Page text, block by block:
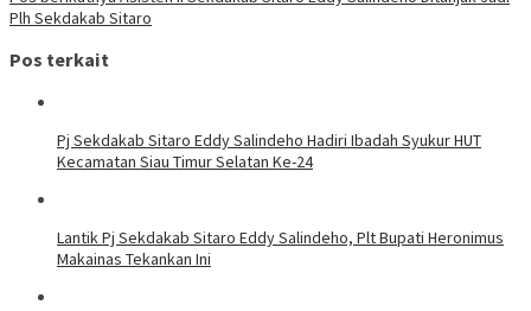
Plh Sekdakab Sitaro
Pos terkait
Pj Sekdakab Sitaro Eddy Salindeho Hadiri Ibadah Syukur HUT
Kecamatan Siau Timur Selatan Ke-24
Lantik Pj Sekdakab Sitaro Eddy Salindeho, Plt Bupati Heronimus
Makainas Tekankan Ini